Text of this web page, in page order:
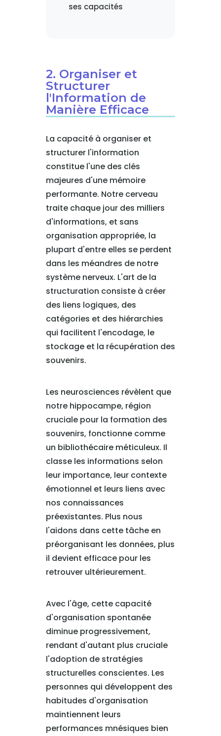
ses capacités
2. Organiser et
Structurer
l'Information de
Manière Efficace
La capacité à organiser et
structurer l'information
constitue l'une des clés
majeures d'une mémoire
performante. Notre cerveau
traite chaque jour des milliers
d'informations, et sans
organisation appropriée, la
plupart d'entre elles se perdent
dans les méandres de notre
système nerveux. L'art de la
structuration consiste à créer
des liens logiques, des
catégories et des hiérarchies
qui facilitent l'encodage, le
stockage et la récupération des
souvenirs.
Les neurosciences révèlent que
notre hippocampe, région
cruciale pour la formation des
souvenirs, fonctionne comme
un bibliothécaire méticuleux. Il
classe les informations selon
leur importance, leur contexte
émotionnel et leurs liens avec
nos connaissances
préexistantes. Plus nous
l'aidons dans cette tâche en
préorganisant les données, plus
il devient efficace pour les
retrouver ultérieurement.
Avec l'âge, cette capacité
d'organisation spontanée
diminue progressivement,
rendant d'autant plus cruciale
l'adoption de stratégies
structurelles conscientes. Les
personnes qui développent des
habitudes d'organisation
maintiennent leurs
performances mnésiques bien